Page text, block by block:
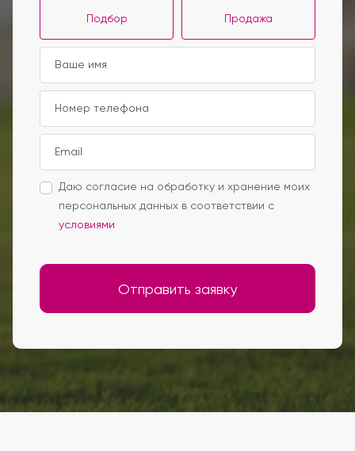
Подбор Продажа
Даю согласие на обработку и хранение моих
персональных данных в соответствии с
условиями
Отправить заявку